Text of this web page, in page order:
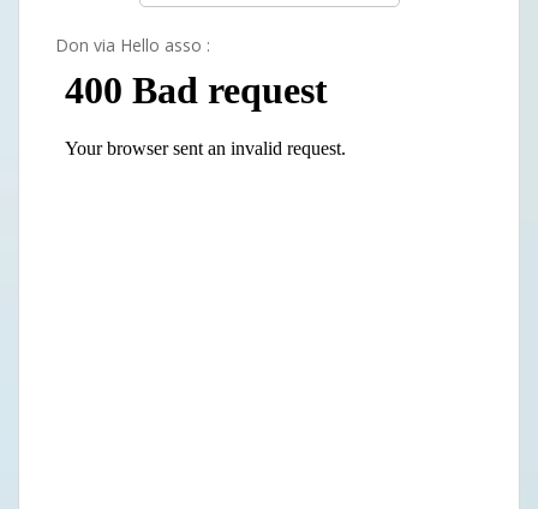
Don via Hello asso :